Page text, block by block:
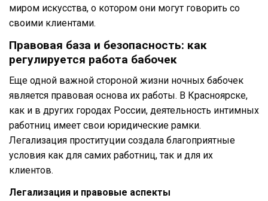
миром искусства, о котором они могут говорить со
своими клиентами.
Правовая база и безопасность: как
регулируется работа бабочек
Еще одной важной стороной жизни ночных бабочек
является правовая основа их работы. В Красноярске,
как и в других городах России, деятельность интимных
работниц имеет свои юридические рамки.
Легализация проституции создала благоприятные
условия как для самих работниц, так и для их
клиентов.
Легализация и правовые аспекты